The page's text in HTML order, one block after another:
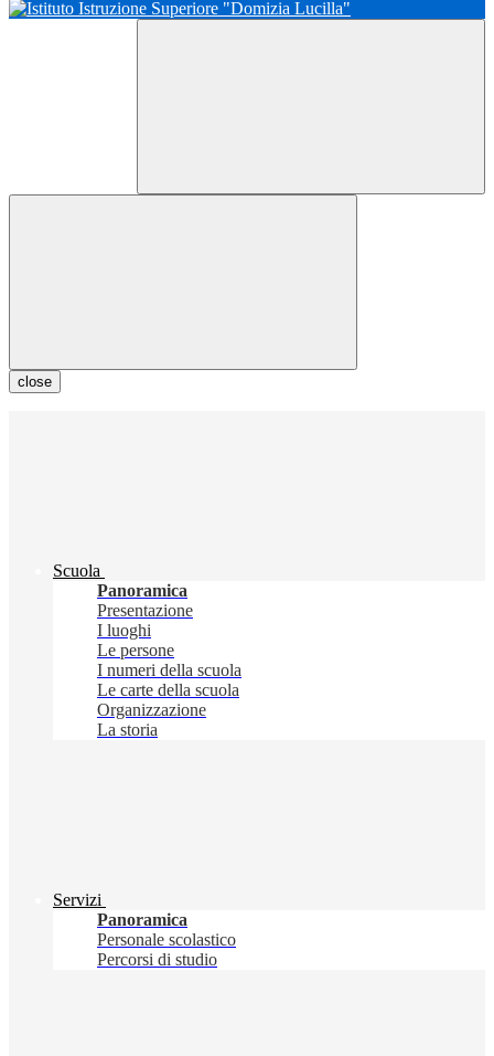
close
Scuola
Panoramica
Presentazione
I luoghi
Le persone
I numeri della scuola
Le carte della scuola
Organizzazione
La storia
Servizi
Panoramica
Personale scolastico
Percorsi di studio